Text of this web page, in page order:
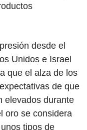
desde el
Unidos e Israel
que el alza de los
de que
elevados durante
oro se considera
tipos de